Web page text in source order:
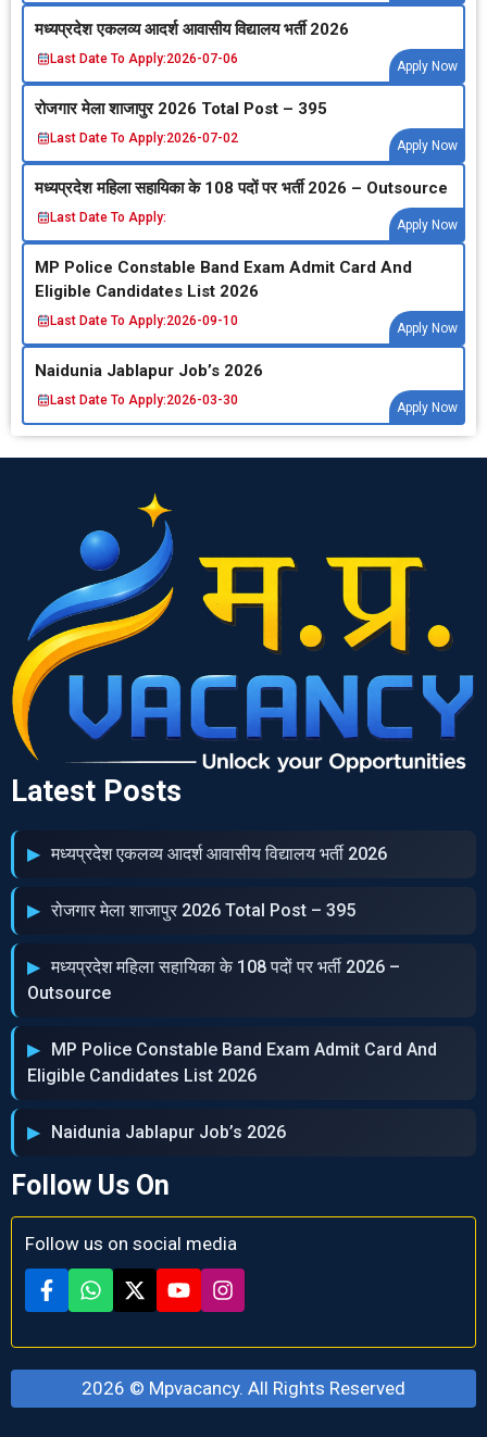
मध्‍यप्रदेश एकलव्‍य आदर्श आवासीय विद्यालय भर्ती 2026
Last Date To Apply:2026-07-06
Apply Now
रोजगार मेला शाजापुर 2026 Total Post – 395
Last Date To Apply:2026-07-02
Apply Now
मध्‍यप्रदेश महिला सहायिका के 108 पदों पर भर्ती 2026 – Outsource
Last Date To Apply:
Apply Now
MP Police Constable Band Exam Admit Card And
Eligible Candidates List 2026
Last Date To Apply:2026-09-10
Apply Now
Naidunia Jablapur Job’s 2026
Last Date To Apply:2026-03-30
Apply Now
Latest Posts
मध्‍यप्रदेश एकलव्‍य आदर्श आवासीय विद्यालय भर्ती 2026
रोजगार मेला शाजापुर 2026 Total Post – 395
मध्‍यप्रदेश महिला सहायिका के 108 पदों पर भर्ती 2026 –
Outsource
MP Police Constable Band Exam Admit Card And
Eligible Candidates List 2026
Naidunia Jablapur Job’s 2026
Follow Us On
Follow us on social media
2026 © Mpvacancy. All Rights Reserved